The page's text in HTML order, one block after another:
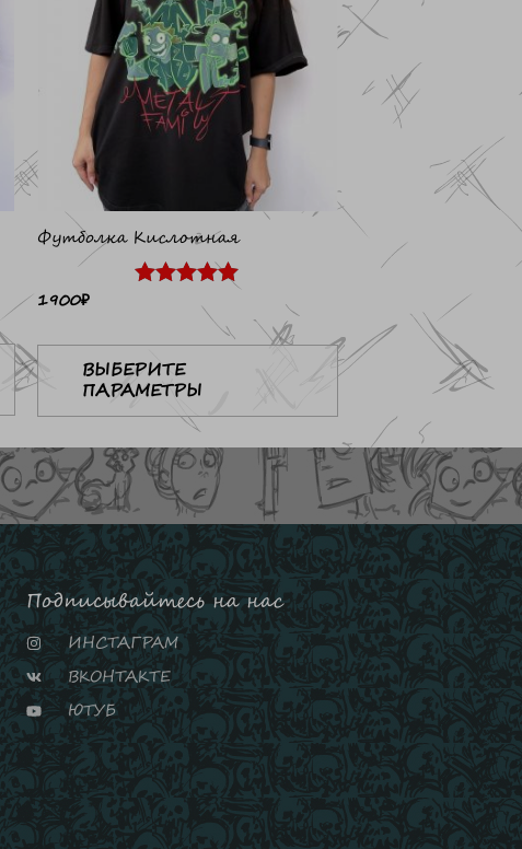
несколько
вариаций.
выбрать
на
странице
товара.
Футболка Кислотная
из 5
1900₽
ВЫБЕРИТЕ
ПАРАМЕТРЫ
несколько
вариаций.
Опции
можно
выбрать
странице
товара.
Подписывайтесь на нас
ИНСТАГРАМ
ВКОНТАКТЕ
ЮТУБ